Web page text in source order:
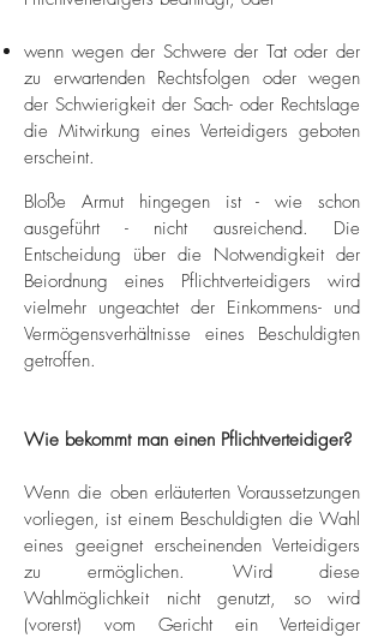
wenn wegen der Schwere der Tat oder der
zu erwartenden Rechtsfolgen oder wegen
der Schwierigkeit der Sach- oder Rechtslage
die Mitwirkung eines Verteidigers geboten
erscheint.
Bloße Armut hingegen ist - wie schon
ausgeführt - nicht ausreichend. Die
Entscheidung über die Notwendigkeit der
Beiordnung eines Pflichtverteidigers wird
vielmehr ungeachtet der Einkommens- und
Vermögensverhältnisse eines Beschuldigten
getroffen.
Wie bekommt man einen Pflichtverteidiger?
Wenn die oben erläuterten Voraussetzungen
vorliegen, ist einem Beschuldigten die Wahl
eines geeignet erscheinenden Verteidigers
zu ermöglichen. Wird diese
Wahlmöglichkeit nicht genutzt, so wird
(vorerst) vom Gericht ein Verteidiger